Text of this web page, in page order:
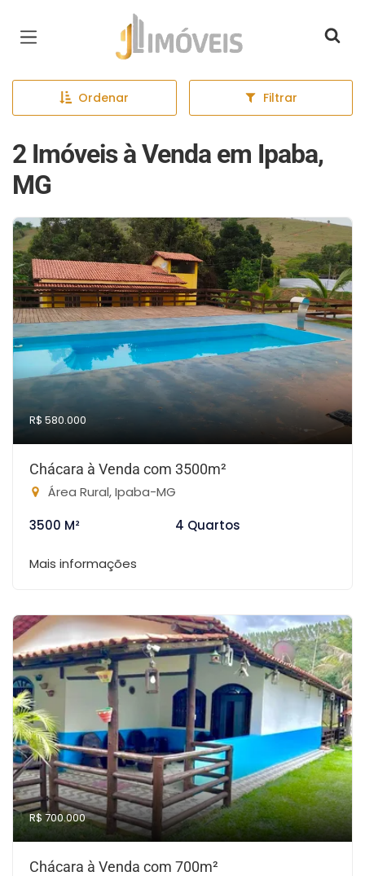
Página inicial
Ordenar Filtrar
2 Imóveis à Venda em Ipaba,
MG
R$ 580.000
Chácara à Venda com 3500m²
Área Rural, Ipaba-MG
3500 M²
4 Quartos
Mais informações
R$ 700.000
Chácara à Venda com 700m²